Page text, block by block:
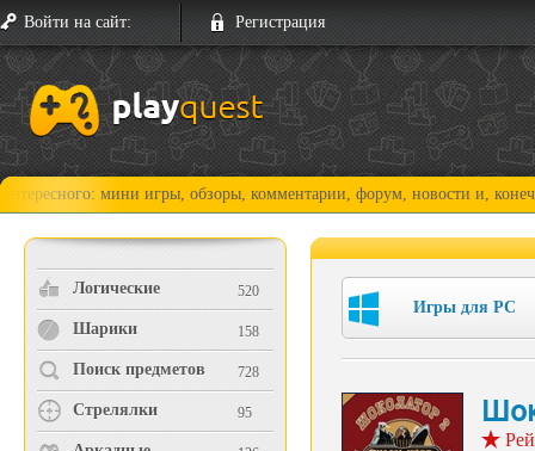
Войти на сайт: Регистрация
мини игры, обзоры, комментарии, форум, новости и, конечно,
Логические 520
Шарики 158
Поиск предметов 728
Стрелялки 95
Игры для PC